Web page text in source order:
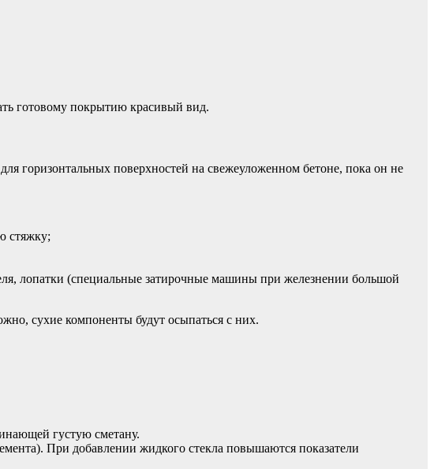
готовому покрытию красивый вид.
горизонтальных поверхностей на свежеуложенном бетоне, пока он не
стяжку;
лопатки (специальные затирочные машины при железнении большой
сухие компоненты будут осыпаться с них.
густую сметану.
При добавлении жидкого стекла повышаются показатели